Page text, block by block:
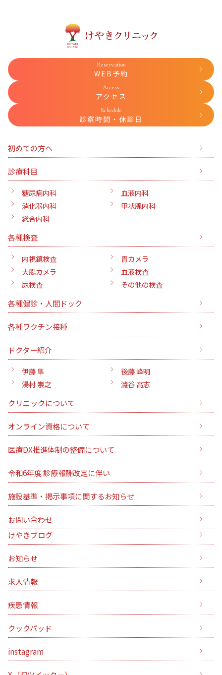
Reservation
WEB予約
Access
アクセス
Schedule
診察時間・休診日
初めての方へ
診療科目
糖尿病内科
血液内科
消化器内科
甲状腺内科
総合内科
各種検査
内視鏡検査
胃カメラ
大腸カメラ
血液検査
尿検査
その他の検査
各種健診・人間ドック
各種ワクチン接種
ドクター紹介
伊藤 隼
後藤 峰明
湯村 崇之
澁谷 高志
クリニックについて
オンライン資格について
医療DX推進体制の整備について
令和6年度 診療報酬改定に伴い
施設基準・掲示事項に関するお知らせ
お問い合わせ
けやきブログ
お知らせ
求人情報
疾患情報
クックパッド
instagram